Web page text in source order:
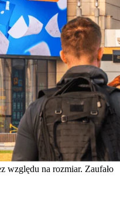
względu na rozmiar. Zaufało